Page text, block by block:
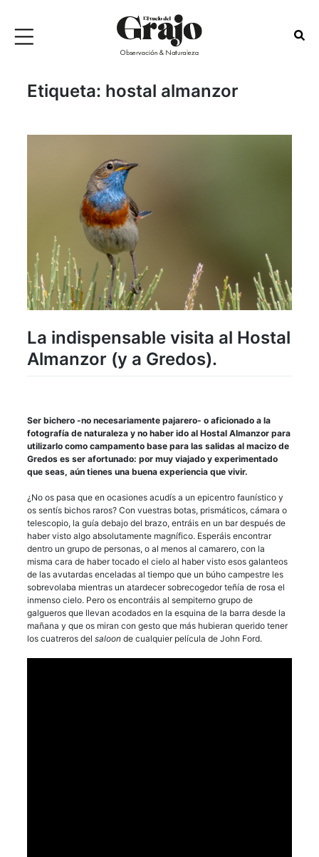
Etiqueta: hostal almanzor
La indispensable visita al Hostal
Almanzor (y a Gredos).
Ser bichero -no necesariamente pajarero- o aficionado a la
fotografía de naturaleza y no haber ido al Hostal Almanzor para
utilizarlo como campamento base para las salidas al macizo de
Gredos es ser afortunado: por muy viajado y experimentado
que seas, aún tienes una buena experiencia que vivir.
¿No os pasa que en ocasiones acudís a un epicentro faunístico y
os sentís bichos raros? Con vuestras botas, prismáticos, cámara o
telescopio, la guía debajo del brazo, entráis en un bar después de
haber visto algo absolutamente magnífico. Esperáis encontrar
dentro un grupo de personas, o al menos al camarero, con la
misma cara de haber tocado el cielo al haber visto esos galanteos
de las avutardas enceladas al tiempo que un búho campestre les
sobrevolaba mientras un atardecer sobrecogedor teñía de rosa el
inmenso cielo. Pero os encontráis al sempiterno grupo de
galgueros que llevan acodados en la esquina de la barra desde la
mañana y que os miran con gesto que más hubieran querido tener
los cuatreros del saloon de cualquier película de John Ford.